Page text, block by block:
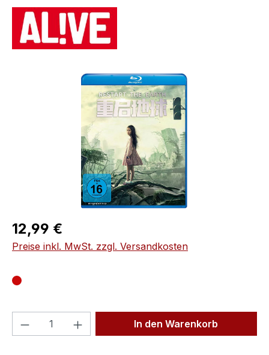
Bildergalerie überspringen
Regulärer Preis:
12,99 €
Preise inkl. MwSt. zzgl. Versandkosten
Produkt Anzahl: Gib denIn den Warenkorb